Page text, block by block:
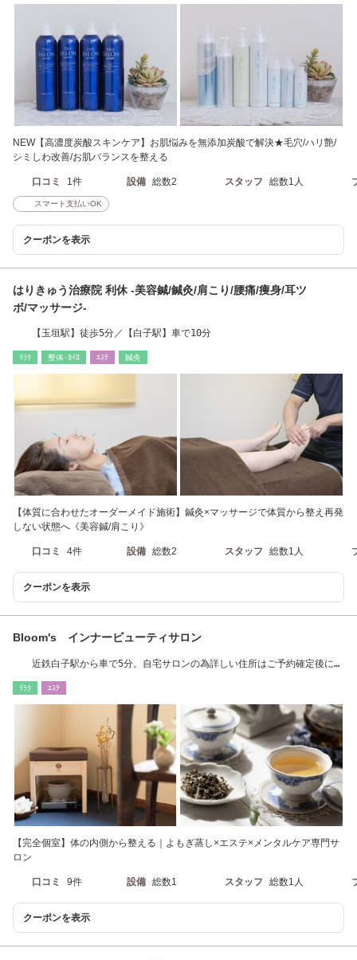
NEW【高濃度炭酸スキンケア】お肌悩みを無添加炭酸で解決★毛穴/ハリ艶/
シミしわ改善/お肌バランスを整える
口コミ 1件 設備 総数2 スタッフ 総数1人
スマート支払いOK
クーポンを表示
はりきゅう治療院 利休 -美容鍼/鍼灸/肩こり/腰痛/痩身/耳ツ
ボ/マッサージ-
【玉垣駅】徒歩5分／【白子駅】車で10分
ﾘﾗｸ 整体･ｶｲﾛ ｴｽﾃ 鍼灸
【体質に合わせたオーダーメイド施術】鍼灸×マッサージで体質から整え再発
しない状態へ《美容鍼/肩こり》
口コミ 4件 設備 総数2 スタッフ 総数1人
クーポンを表示
Bloom's インナービューティサロン
近鉄白子駅から車で5分。自宅サロンの為詳しい住所はご予約確定後にお
ﾘﾗｸ ｴｽﾃ
【完全個室】体の内側から整える｜よもぎ蒸し×エステ×メンタルケア専門サ
ロン
口コミ 9件 設備 総数1 スタッフ 総数1人
クーポンを表示